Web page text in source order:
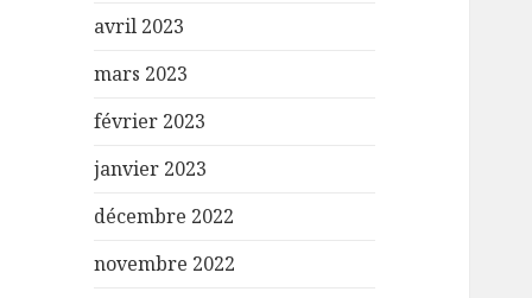
avril 2023
mars 2023
février 2023
janvier 2023
décembre 2022
novembre 2022